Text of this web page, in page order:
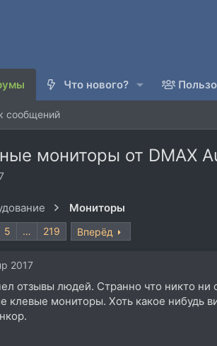
Что нового?
сообщений
мониторы от DMAX
Мониторы
5 … 219 Вперёд
2017
отзывы людей. Странно что никто ни
клевые мониторы. Хоть какое нибудь